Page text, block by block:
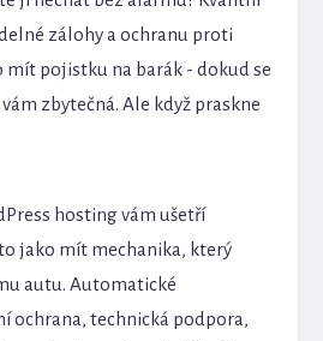
zálohy a ochranu proti
mít pojistku na barák - dokud se
zbytečná. Ale když praskne
hosting vám ušetří
jako mít mechanika, který
autu. Automatické
ochrana, technická podpora,